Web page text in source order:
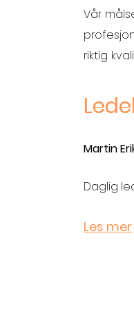
Vår
riktig
Martin
Daglig
Les mer